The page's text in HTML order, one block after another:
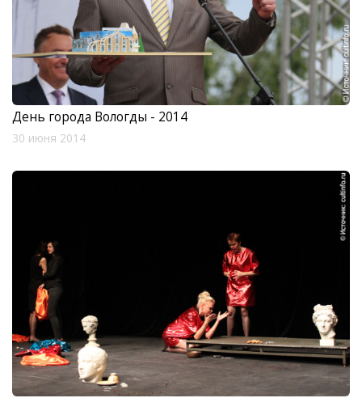
День города Вологды - 2014
30 июня 2014